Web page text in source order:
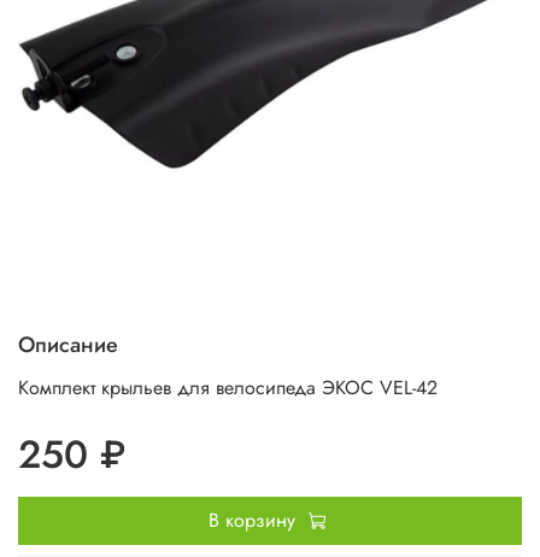
Описание
Комплект крыльев для велосипеда ЭКОС VEL-42
250 ₽
В корзину